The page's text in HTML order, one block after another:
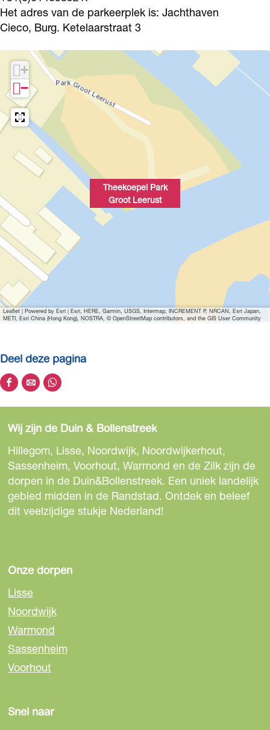
G
o
e
r
u
r
k
G
r
o
o
L
e
r
u
t
r
k
G
r
t
L
e
u
s
t
Het adres van de parkeerplek is: Jachthaven
Cieco, Burg. Ketelaarstraat 3
Theekoepel Park
Groot Leerust
+
−
Leaflet | Powered by Esri | Esri, HERE, Garmin, USGS, Intermap, INCREMENT P, NRCAN, Esri Japan,
METI, Esri China (Hong Kong), NOSTRA, © OpenStreetMap contributors, and the GIS User Community
Deel deze pagina
D
e
l
d
e
z
e
p
n
a
o
p
F
a
c
e
o
D
e
l
d
e
z
e
p
n
o
p
e
-
m
a
D
e
l
d
e
z
e
p
n
p
W
h
A
Wij zijn de Duin & Bollenstreek
Hillegom, Lisse, Noordwijk, Noordwijkerhout,
Sassenheim, Voorhout, Warmond en de Zilk zijn de
dorpen in de Duin&Bollenstreek. Een uniek landelijk
gebied midden in de Randstad. Ontdek en beleef
dit veelzijdige stukje Nederland!
Onze dorpen
Lisse
Noordwijk
Warmond
Sassenheim
Voorhout
Snel naar